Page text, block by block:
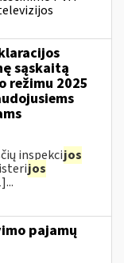
sąskaitą
režimu 2025
inspekcijos
jos
pajamų